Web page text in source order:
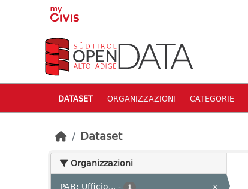
Skip to main content
DATASET ORGANIZZAZIONI CATEGORIE
Dataset
Organizzazioni
PAB: Ufficio... - x